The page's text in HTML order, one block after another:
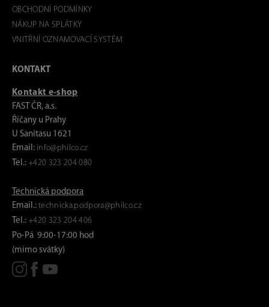
OBCHODNÍ PODMÍNKY
NÁKUP NA SPLÁTKY
VNITŘNÍ OZNAMOVACÍ SYSTÉM
KONTAKT
Kontakt e-shop
FAST ČR, a.s.
Říčany u Prahy
U Sanitasu 1621
Email: info@philco.cz
Tel.: +420 323 204 080
Technická podpora
Email.: technicka.podpora@philco.cz
Tel.: +420 323 204 406
Po-Pá 9:00-17:00 hod
(mimo svátky)